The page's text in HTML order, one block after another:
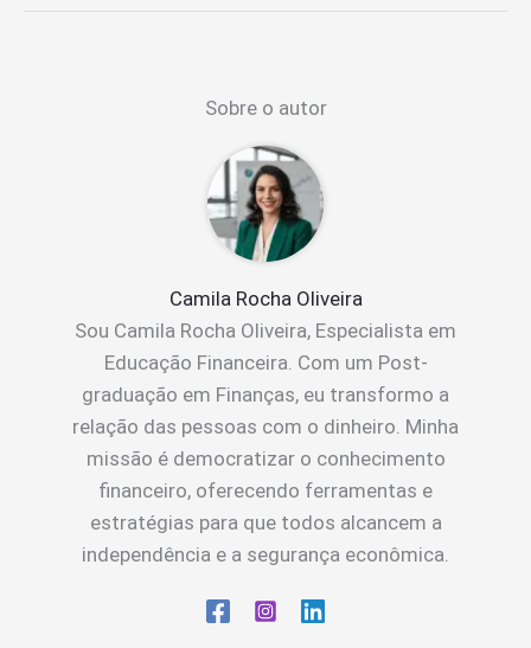
Sobre o autor
Camila Rocha Oliveira
Sou Camila Rocha Oliveira, Especialista em
Educação Financeira. Com um Post-
graduação em Finanças, eu transformo a
relação das pessoas com o dinheiro. Minha
missão é democratizar o conhecimento
financeiro, oferecendo ferramentas e
estratégias para que todos alcancem a
independência e a segurança econômica.